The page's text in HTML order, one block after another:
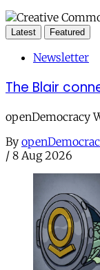
Latest Featured
Newsletter
The Blair
openDemocracy
By
/ 8 Aug 2026